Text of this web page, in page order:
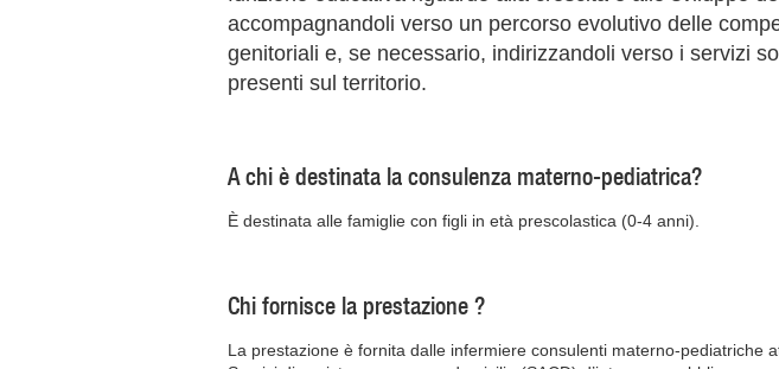
accompagnandoli verso un percorso evolutivo delle
genitoriali e, se necessario, indirizzandoli verso i servizi
presenti sul territorio.
A chi è destinata la consulenza materno-pediatrica?
È destinata alle famiglie con figli in età prescolastica (0-4 anni).
Chi fornisce la prestazione ?
La prestazione è fornita dalle infermiere consulenti materno-pediatriche